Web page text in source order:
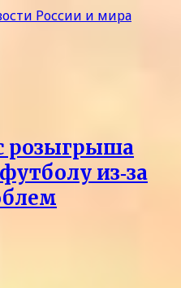
розыгрыша
из‑за